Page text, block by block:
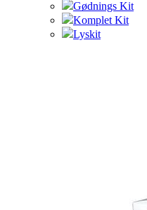
Gødnings Kit
Komplet Kit
Lyskit